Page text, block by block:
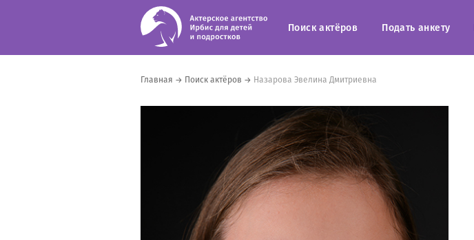
Поиск актёров Подать анкету
Главная → Поиск актёров → Назарова Эвелина Дмитриевна